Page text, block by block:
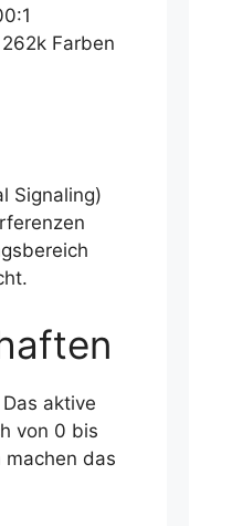
Farben
Signaling)
aktive
von 0 bis
machen das